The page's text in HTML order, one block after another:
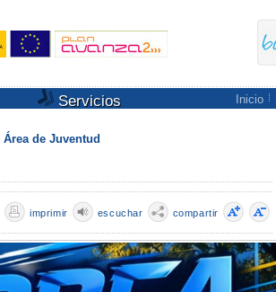
Servicios Inicio
Área de Juventud
compartir
escuchar
imprimir